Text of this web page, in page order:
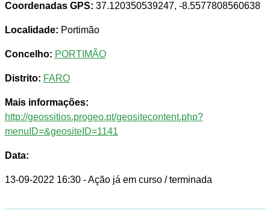
Coordenadas GPS: 37.120350539247, -8.5577808560638
Localidade: Portimão
Concelho: PORTIMÃO
Distrito: FARO
Mais informações:
http://geossitios.progeo.pt/geositecontent.php?
menuID=&geositeID=1141
Data:
13-09-2022 16:30 - Ação já em curso / terminada